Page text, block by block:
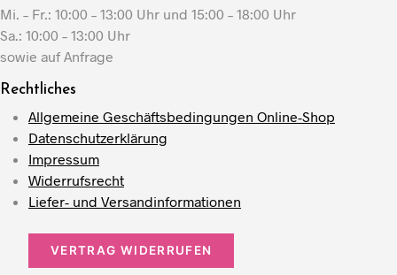
Mi. – Fr.: 10:00 – 13:00 Uhr und 15:00 – 18:00 Uhr
Sa.: 10:00 – 13:00 Uhr
sowie auf Anfrage
Rechtliches
Allgemeine Geschäftsbedingungen Online-Shop
Datenschutzerklärung
Impressum
Widerrufsrecht
Liefer- und Versandinformationen
VERTRAG WIDERRUFEN